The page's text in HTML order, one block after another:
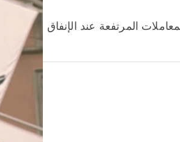
المرتفعة عند الإنفاق